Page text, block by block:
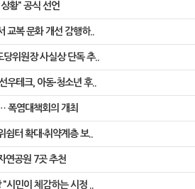
황" 공식 선언
교복 문화 개선 감행하..
위원장 사실상 단독 추..
테크, 아동·청소년 후..
폭염대책회의 개최
터 확대·취약계층 보..
연공원 7곳 추천
민이 체감하는 시정 ..